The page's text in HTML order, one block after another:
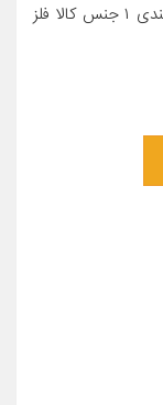
ویژگی‌های کابل دارای روکش تعداد در بسته‌بندی ۱ جنس کالا فلز